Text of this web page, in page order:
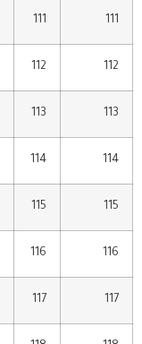
111
111
112
112
113
113
114
114
115
115
116
116
117
117